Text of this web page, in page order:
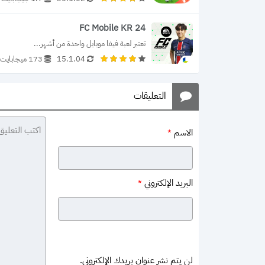
FC Mobile KR 24
تعتبر لعبة فيفا موبايل واحدة من أشهر...
15.1.04
173 ميجابايت
التعليقات
لن يتم نشر عنوان بريدك الإلكتروني.
الاسم *
البريد الإلكتروني *